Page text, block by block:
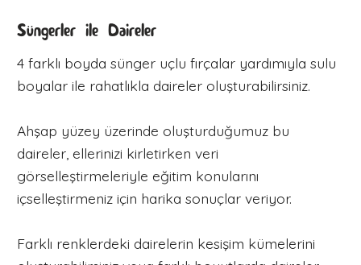
Süngerler ile Daireler
4 farklı boyda sünger uçlu fırçalar yardımıyla sulu
boyalar ile rahatlıkla daireler oluşturabilirsiniz.
Ahşap yüzey üzerinde oluşturduğumuz bu
daireler, ellerinizi kirletirken veri
görselleştirmeleriyle eğitim konularını
içselleştirmeniz için harika sonuçlar veriyor.
Farklı renklerdeki dairelerin kesişim kümelerini